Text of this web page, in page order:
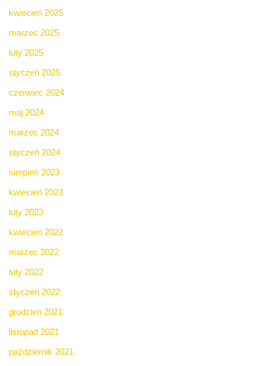
kwiecień 2025
marzec 2025
luty 2025
styczeń 2025
czerwiec 2024
maj 2024
marzec 2024
styczeń 2024
sierpień 2023
kwiecień 2023
luty 2023
kwiecień 2022
marzec 2022
luty 2022
styczeń 2022
grudzień 2021
listopad 2021
październik 2021